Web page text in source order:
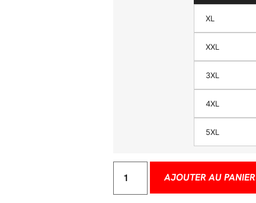
XL
XXL
3XL
4XL
5XL
AJOUTER AU PANIER